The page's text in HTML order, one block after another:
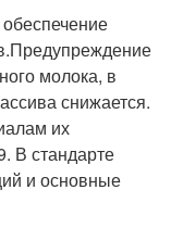
молока, в
снижается.
их
В стандарте
и основные